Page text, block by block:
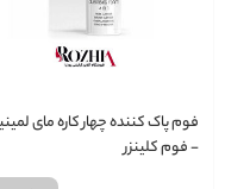
فوم پاک کننده چهار کاره مای
- فوم کلینزر